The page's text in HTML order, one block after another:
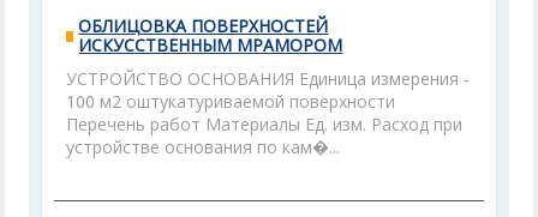
ОБЛИЦОВКА ПОВЕРХНОСТЕЙ
ИСКУССТВЕННЫМ МРАМОРОМ
УСТРОЙСТВО ОСНОВАНИЯ Единица измерения -
100 м2 оштукатуриваемой поверхности
Перечень работ Материалы Ед. изм. Расход при
устройстве основания по кам�...